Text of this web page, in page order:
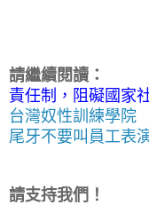
請繼續閱讀：
責任制，阻礙國家
台灣奴性訓練學院
尾牙不要叫員工表
請支持我們！